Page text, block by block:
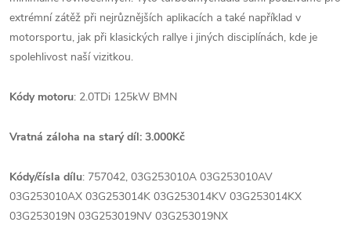
extrémní zátěž při nejrůznějších aplikacích a také například v
motorsportu, jak při klasických rallye i jiných disciplínách, kde je
spolehlivost naší vizitkou.
Kódy motoru: 2.0TDi 125kW BMN
Vratná záloha na starý díl: 3.000Kč
Kódy/čísla dílu: 757042, 03G253010A 03G253010AV
03G253010AX 03G253014K 03G253014KV 03G253014KX
03G253019N 03G253019NV 03G253019NX